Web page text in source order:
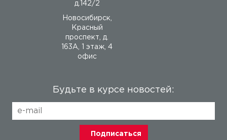
д.142/2
Новосибирск,
Красный
проспект, д.
163А, 1 этаж, 4
офис
Будьте в курсе новостей: